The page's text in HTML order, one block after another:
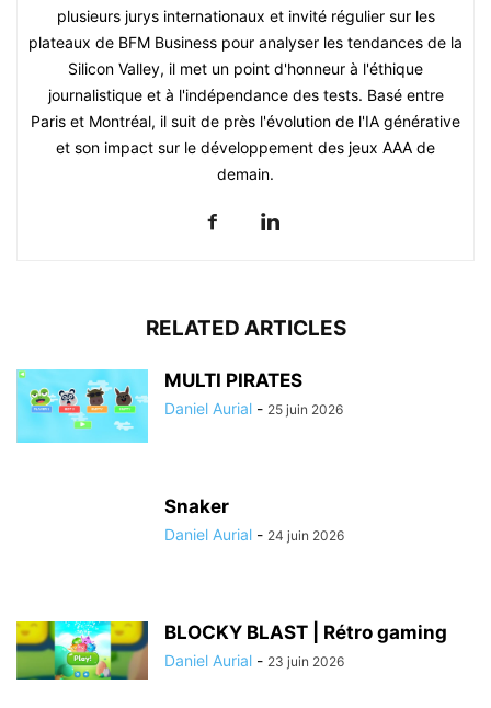
plusieurs jurys internationaux et invité régulier sur les
plateaux de BFM Business pour analyser les tendances de la
Silicon Valley, il met un point d'honneur à l'éthique
journalistique et à l'indépendance des tests. Basé entre
Paris et Montréal, il suit de près l'évolution de l'IA générative
et son impact sur le développement des jeux AAA de
demain.
RELATED ARTICLES
MULTI PIRATES
Daniel Aurial - 25 juin 2026
Snaker
Daniel Aurial - 24 juin 2026
BLOCKY BLAST | Rétro gaming
Daniel Aurial - 23 juin 2026